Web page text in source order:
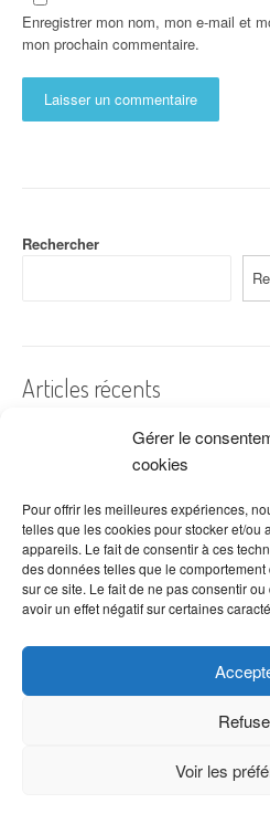
Gérer le
cookies
Pour offrir les meilleures expériences,
telles que les cookies pour stocker et/ou
appareils. Le fait de consentir à ces
des données telles que le
sur ce site. Le fait de ne pas consentir
avoir un effet négatif sur certaines
Voir les
Enregistrer mon nom, mon e-mail et
mon prochain commentaire.
Rechercher
Articles récents
A quelles dates de l’année offre-t-on
Les fleurs préférées des Français
Combien de fois arroser un cactus ?
Quelles fleurs offrir pour la fête des
Idées de décoration avec fleurs